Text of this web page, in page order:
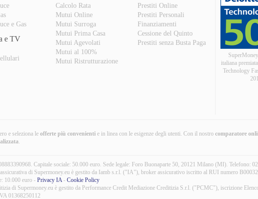
e Gas
e TV
Calcolo Rata
Mutui Online
Mutui Surroga
Mutui Prima Casa
Mutui Agevolati
Mutui al 100%
Mutui Ristrutturazione
Prestiti Online
Prestiti Personali
Finanziamenti
Cessione del Quinto
Prestiti senza Busta Paga
italiana
Technology
e seleziona le offerte più convenienti e in linea con le esigenze degli utenti. Con il nostro comparatore
.
Capitale sociale: 50.000 euro. Sede legale: Foro Buonaparte 50, 20121 Milano (MI). Telefono:
di Supermoney.eu è gestito da Iamb s.r.l. ("IA"), broker assicurativo iscritto al RUI numero
10.000 euro - Privacy IA- Cookie Policy
di Supermoney.eu è gestito da Performance Credit Mediazione Creditizia S.r.l. ("PCMC"), iscrizione
01368250112